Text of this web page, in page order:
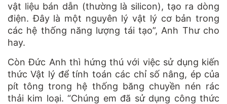
vật liệu bán dẫn (thường là silicon), tạo ra dòng
điện. Đây là một nguyên lý vật lý cơ bản trong
các hệ thống năng lượng tái tạo”, Anh Thư cho
hay.
Còn Đức Anh thì hứng thú với việc sử dụng kiến
thức Vật lý để tính toán các chỉ số nâng, ép của
pít tông trong hệ thống băng chuyền nén rác
thải kim loại. “Chúng em đã sử dụng công thức